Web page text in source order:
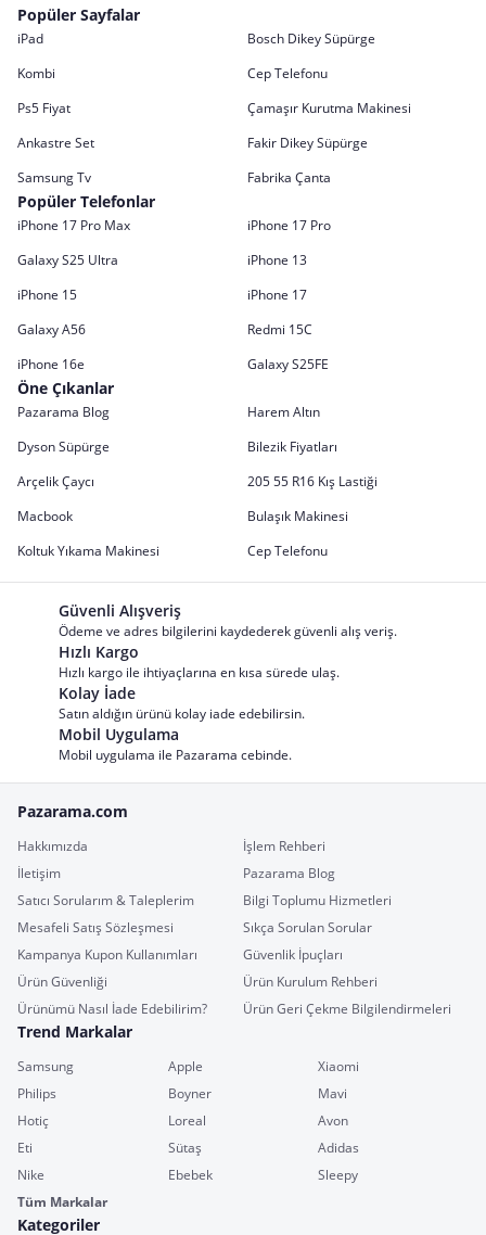
Popüler Sayfalar
iPad
Bosch Dikey Süpürge
Kombi
Cep Telefonu
Ps5 Fiyat
Çamaşır Kurutma Makinesi
Ankastre Set
Fakir Dikey Süpürge
Samsung Tv
Fabrika Çanta
Popüler Telefonlar
iPhone 17 Pro Max
iPhone 17 Pro
Galaxy S25 Ultra
iPhone 13
iPhone 15
iPhone 17
Galaxy A56
Redmi 15C
iPhone 16e
Galaxy S25FE
Öne Çıkanlar
Pazarama Blog
Harem Altın
Dyson Süpürge
Bilezik Fiyatları
Arçelik Çaycı
205 55 R16 Kış Lastiği
Macbook
Bulaşık Makinesi
Koltuk Yıkama Makinesi
Cep Telefonu
Güvenli Alışveriş
Ödeme ve adres bilgilerini kaydederek güvenli alış veriş.
Hızlı Kargo
Hızlı kargo ile ihtiyaçlarına en kısa sürede ulaş.
Kolay İade
Satın aldığın ürünü kolay iade edebilirsin.
Mobil Uygulama
Mobil uygulama ile Pazarama cebinde.
Pazarama.com
Hakkımızda
İşlem Rehberi
İletişim
Pazarama Blog
Satıcı Sorularım & Taleplerim
Bilgi Toplumu Hizmetleri
Mesafeli Satış Sözleşmesi
Sıkça Sorulan Sorular
Kampanya Kupon Kullanımları
Güvenlik İpuçları
Ürün Güvenliği
Ürün Kurulum Rehberi
Ürünümü Nasıl İade Edebilirim?
Ürün Geri Çekme Bilgilendirmeleri
Trend Markalar
Samsung Apple
Xiaomi
Philips
Boyner
Mavi
Hotiç
Loreal
Avon
Eti
Sütaş
Adidas
Nike
Ebebek
Sleepy
Tüm Markalar
Kategoriler